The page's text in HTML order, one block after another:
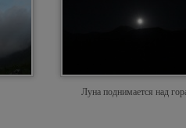
Луна поднимается над